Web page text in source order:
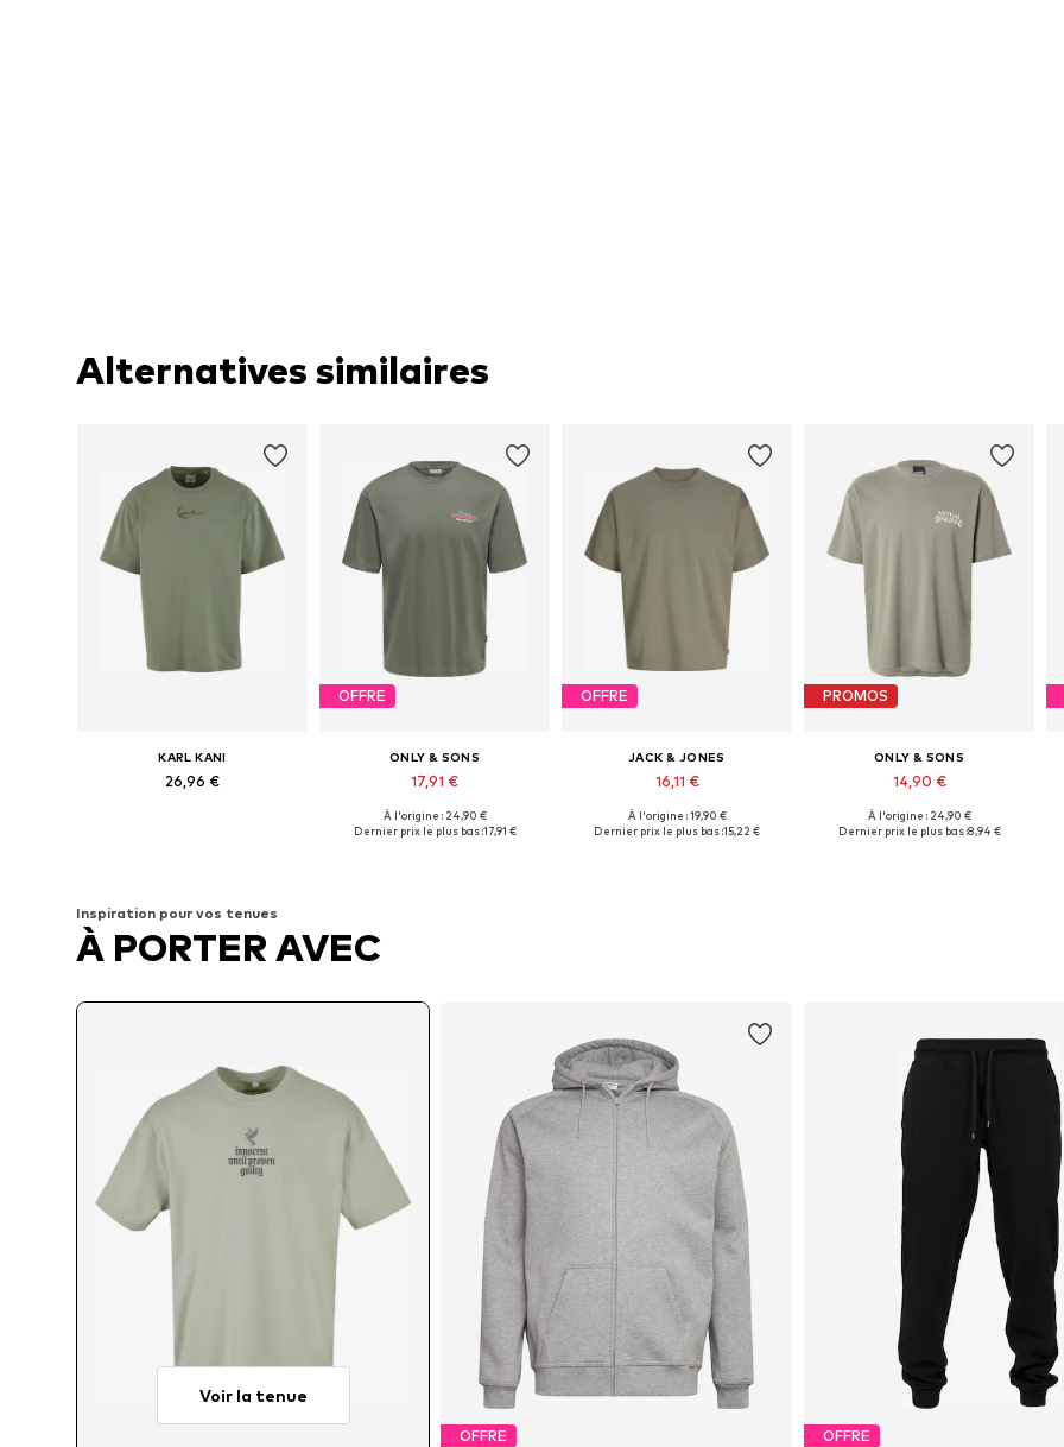
Alternatives similaires
KARL KANI
26,96 €
OFFRE
ONLY & SONS
17,91 €
Tailles disponibles: S, M, L
À l'origine : 24,90 €
Dernier prix le plus bas :17,91 €
OFFRE
JACK & JONES
16,11 €
+5
À l'origine : 19,90 €
Dernier prix le plus bas :15,22 €
PROMOS
ONLY & SONS
14,90 €
+9
À l'origine : 24,90 €
Dernier prix le plus bas :8,94 €
Inspiration pour vos tenues
À PORTER AVEC
Voir la tenue
OFFRE OFFRE